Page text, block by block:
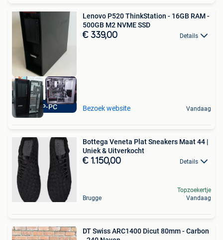
TOP-PC
Lenovo P520 ThinkStation - 16GB RAM -
500GB M2 NVME SSD
€ 339,00 Details
Bezoek website Vandaag
Bottega Veneta Plat Sneakers Maat 44 |
Uniek & Uitverkocht
€ 1.150,00 Details
Brugge
Topzoekertje
Vandaag
DT Swiss ARC1400 Dicut 80mm - Carbon